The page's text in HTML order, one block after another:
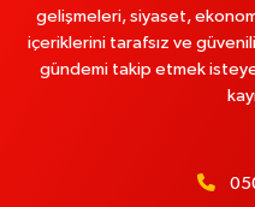
gelişmeleri, siyaset,
içeriklerini tarafsız ve
gündemi takip etmek